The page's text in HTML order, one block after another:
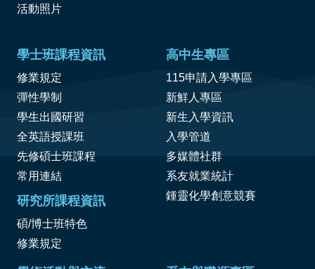
活動照片
學士班課程資訊
修業規定
彈性學制
學生出國研習
全英語授課班
先修碩士班課程
常用連結
研究所課程資訊
碩/博士班特色
修業規定
高中生專區
115申請入學專區
新鮮人專區
新生入學資訊
入學管道
多媒體社群
系友就業統計
鍾靈化學創意競賽